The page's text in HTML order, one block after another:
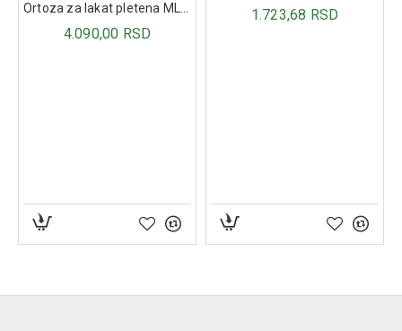
Ortoza za lakat pletena ML131W
4.090,00 RSD
1.723,68 RSD